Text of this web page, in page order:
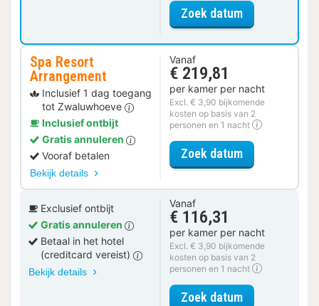
Zoek datumvoor Luxe
Spa Resort
Arrangement
Inclusief 1 dag toegang
tot Zwaluwhoeve
Inclusief ontbijt
Gratis annuleren
Vooraf betalen
Bekijk details
Vanaf
€ 219,81
per kamer per nacht
Excl. € 3,90 bijkomende
kosten op basis van 2
personen en 1 nacht
Zoek datumvoor Spa
Exclusief ontbijt
Gratis annuleren
Betaal in het hotel
(creditcard vereist)
Bekijk details
Vanaf
€ 116,31
per kamer per nacht
Excl. € 3,90 bijkomende
kosten op basis van 2
personen en 1 nacht
Zoek datumvoor Luxe